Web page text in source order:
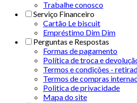
Trabalhe conosco
Serviço Financeiro
Cartão Le biscuit
Empréstimo Dim Dim
Perguntas e Respostas
Formas de pagamento
Política de troca e
Termos e condições -
Termos de compras
Politica de privacidade
Mapa do site